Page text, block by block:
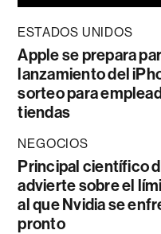
ESTADOS UNIDOS
Apple se prepara
lanzamiento del
sorteo para
tiendas
NEGOCIOS
Principal científico
advierte sobre el
al que Nvidia se
pronto